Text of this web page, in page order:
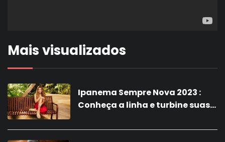
Mais visualizados
Ipanema Sempre Nova 2023 :
Conheça a linha e turbine suas